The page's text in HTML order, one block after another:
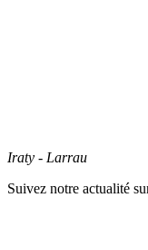
Iraty - Larrau
Suivez notre actualité